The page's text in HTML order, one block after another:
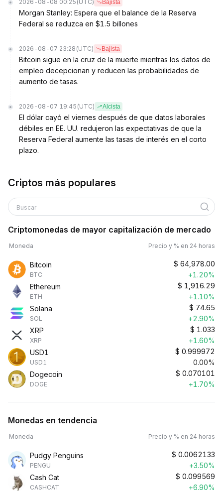
2026-08-08 00:25 (UTC) Bajista
Morgan Stanley: Espera que el balance de la Reserva
Federal se reduzca en $1.5 billones
2026-08-07 23:28 (UTC) Bajista
Bitcoin sigue en la cruz de la muerte mientras los datos de
empleo decepcionan y reducen las probabilidades de
aumento de tasas.
2026-08-07 19:45 (UTC) Alcista
El dólar cayó el viernes después de que datos laborales
débiles en EE. UU. redujeron las expectativas de que la
Reserva Federal aumente las tasas de interés en el corto
plazo.
Criptos más populares
Buscar
Criptomonedas de mayor capitalización de mercado
Moneda Precio y % en 24 horas
Bitcoin
BTC
$ 64,978.00
+1.20%
Ethereum
ETH
$ 1,916.29
+1.10%
Solana
SOL
$ 74.65
+2.90%
XRP
XRP
$ 1.033
+1.60%
USD1
USD1
$ 0.999972
0.00%
Dogecoin
DOGE
$ 0.070101
+1.70%
Monedas en tendencia
Moneda Precio y % en 24 horas
Pudgy Penguins
PENGU
$ 0.0062133
+3.50%
Cash Cat
CASHCAT
$ 0.099569
+6.90%